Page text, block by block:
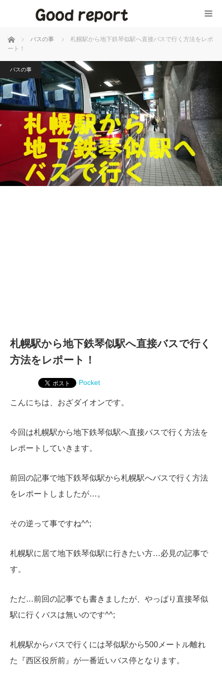
ホーム バスの事
札幌駅から地下鉄琴似駅へ直接バスで行く方法をレポ
ート！
バスの事
札幌駅から地下鉄琴似駅へ直接バスで行く
方法をレポート！
Pocket
こんにちは、おざダイオンです。
今回は札幌駅から地下鉄琴似駅へ直接バスで行く方法を
レポートしていきます。
前回の記事で地下鉄琴似駅から札幌駅へバスで行く方法
をレポートしましたが…。
その逆って事ですね^^;
札幌駅に居て地下鉄琴似駅に行きたい方…必見の記事で
す。
ただ…前回の記事でも書きましたが、やっぱり直接琴似
駅に行くバスは無いのです^^;
札幌駅からバスで行くには琴似駅から500メートル離れ
た『西区役所前』が一番近いバス停となります。